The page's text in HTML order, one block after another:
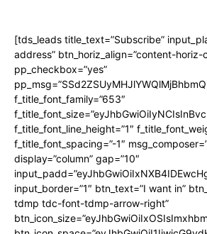
[tds_leads title_text=”Subscribe”
address” btn_horiz_align=”content-horiz-
pp_checkbox=”yes”
f_title_font_family=”653″
f_title_font_line_height=”1″
f_title_font_spacing=”-1″
display=”column” gap=”10″
input_border=”1″ btn_text=”I want in”
tdmp tdc-font-tdmp-arrow-right”